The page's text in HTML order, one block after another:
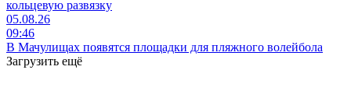
кольцевую развязку
05.08.26
09:46
В Мачулищах появятся площадки для пляжного волейбола
Загрузить ещё